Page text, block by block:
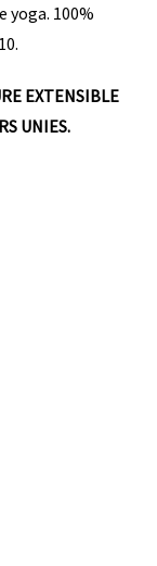
100%
EXTENSIBLE
UNIES.